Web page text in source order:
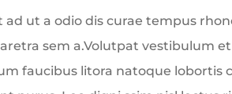
ad ut a odio dis curae tempus
sem a.Volutpat vestibulum
faucibus litora natoque lobortis